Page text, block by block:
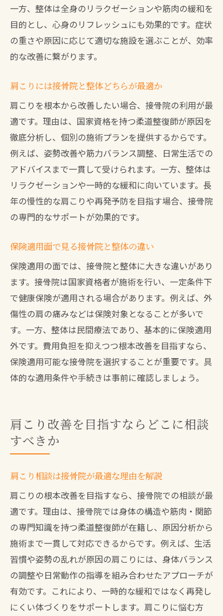
一方、整体は全身のリラクゼーションや筋肉の緩和を
目的とし、心身のリフレッシュにも効果的です。症状
の重さや原因に応じて適切な施設を選ぶことが、効率
的な改善に繋がります。
肩こりには接骨院と整体どちらが最適か
肩こりを根本から改善したい場合、接骨院の利用が最
適です。理由は、国家資格を持つ柔道整復師が原因を
徹底分析し、個別の施術プランを提供するからです。
例えば、姿勢改善や筋力バランス調整、日常生活での
アドバイスまで一貫して受けられます。一方、整体は
リラクゼーションや一時的な緩和に向いています。長
年の慢性的な肩こりや再発予防を目指す場合、接骨院
の専門的なサポートが効果的です。
保険適用面で見る接骨院と整体の違い
保険適用の面では、接骨院と整体に大きな違いがあり
ます。接骨院は国家資格者が施術を行い、一定条件下
で健康保険が適用される場合があります。例えば、外
傷性の肩の痛みなどは保険対象となることが多いで
す。一方、整体は民間療法であり、基本的に保険適用
外です。費用負担を抑えつつ根本改善を目指すなら、
保険適用可能な接骨院を選択することが重要です。具
体的な適用条件や手続きは事前に確認しましょう。
肩こり改善を目指すならどこに相談
すべきか
肩こり相談は接骨院が最適な理由を解説
肩こりの根本改善を目指すなら、接骨院での相談が最
適です。理由は、接骨院では身体の構造や筋肉・関節
の専門知識を持つ柔道整復師が在籍し、原因分析から
施術まで一貫して対応できるからです。例えば、生活
習慣や姿勢の乱れが原因の肩こりには、身体バランス
の調整や日常動作の指導を組み合わせたアプローチが
有効です。これにより、一時的な緩和ではなく再発し
にくい体づくりをサポートします。肩こりに悩む方